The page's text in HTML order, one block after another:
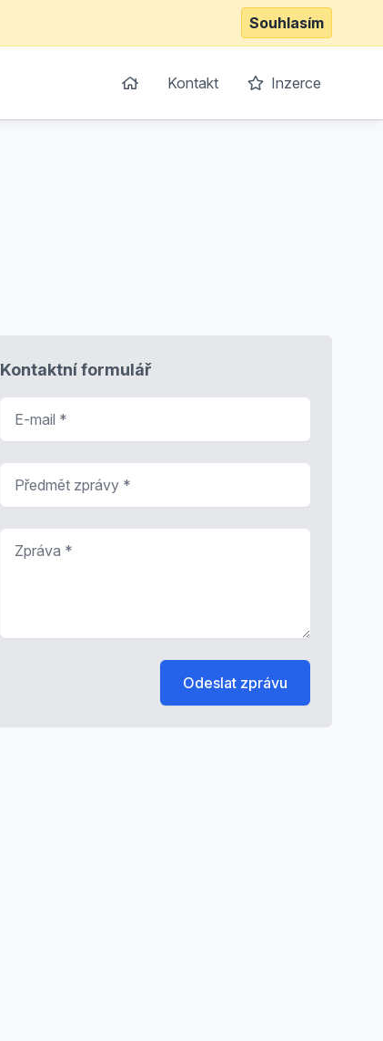
Souhlasím
Kontakt Inzerce
Kontaktní formulář
Odeslat zprávu